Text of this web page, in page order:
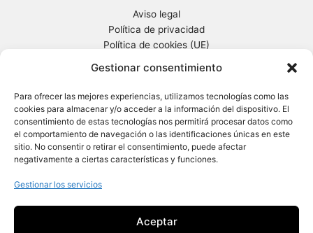
Gestionar consentimiento
Para ofrecer las mejores experiencias, utilizamos tecnologías como las
cookies para almacenar y/o acceder a la información del dispositivo. El
consentimiento de estas tecnologías nos permitirá procesar datos como
el comportamiento de navegación o las identificaciones únicas en este
sitio. No consentir o retirar el consentimiento, puede afectar
negativamente a ciertas características y funciones.
Gestionar los servicios
Aceptar
Aviso legal
Política de privacidad
Política de cookies (UE)
Ctra. Sta Creu de Calafell, 65-67
08830 Sant Boi de Llobregat (Barcelona)
Tel. 93 652 96 80